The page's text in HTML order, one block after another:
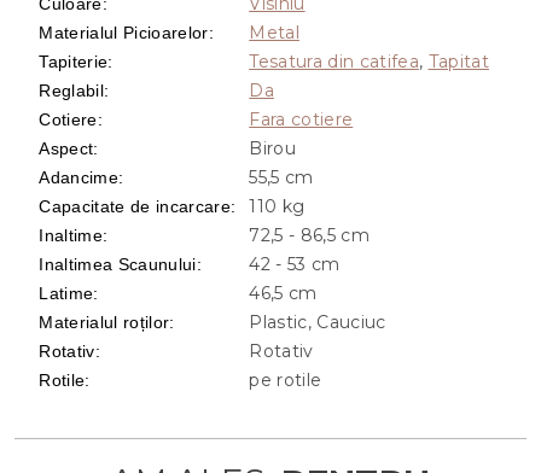
Materialul Picioarelor: Metal
Tapiterie: Tesatura din catifea, Tapitat
Reglabil: Da
Cotiere: Fara cotiere
Aspect: Birou
Adancime: 55,5 cm
Capacitate de incarcare: 110 kg
Inaltime: 72,5 - 86,5 cm
Inaltimea Scaunului: 42 - 53 cm
Latime: 46,5 cm
Materialul roților: Plastic, Cauciuc
Rotativ: Rotativ
Rotile: pe rotile